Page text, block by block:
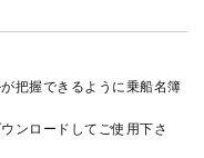
把握できるように乗船名簿
ンロードしてご使用下さ